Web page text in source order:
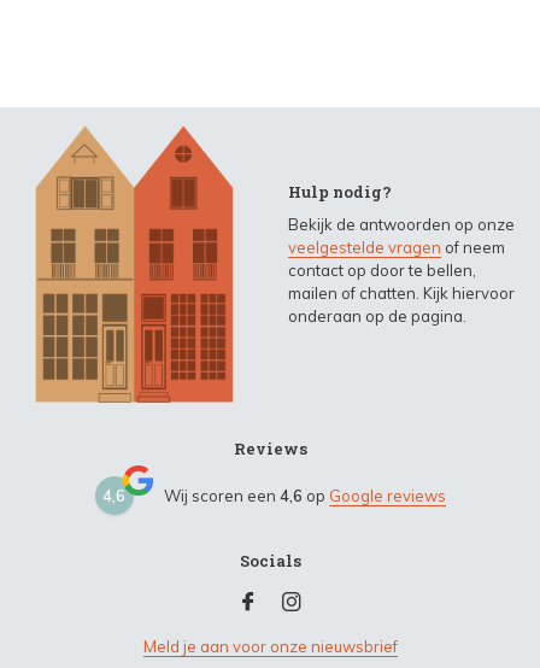
Hulp nodig?
Bekijk de antwoorden op onze
veelgestelde vragen of neem
contact op door te bellen,
mailen of chatten. Kijk hiervoor
onderaan op de pagina.
Reviews
4,6 Wij scoren een 4,6 op Google reviews
Socials
Meld je aan voor onze nieuwsbrief